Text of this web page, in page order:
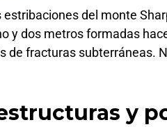
del monte
y dos metros formadas
de fracturas subterráneas.
y